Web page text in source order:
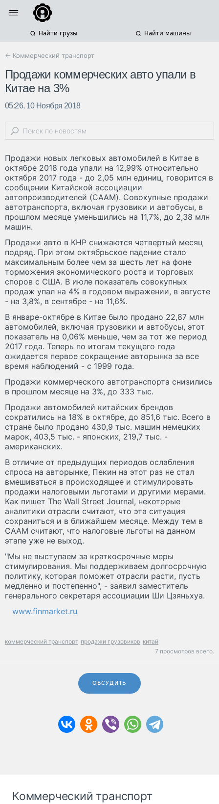
Найти грузы Найти машины
← Коммерческий транспорт
Продажи коммерческих авто упали в
Китае на 3%
05:26, 10 Ноября 2018
Продажи новых легковых автомобилей в Китае в
октябре 2018 года упали на 12,99% относительно
октября 2017 года - до 2,05 млн единиц, говорится в
сообщении Китайской ассоциации
автопроизводителей (CAAM). Совокупные продажи
автотранспорта, включая грузовики и автобусы, в
прошлом месяце уменьшились на 11,7%, до 2,38 млн
машин.
Продажи авто в КНР снижаются четвертый месяц
подряд. При этом октябрьское падение стало
максимальным более чем за шесть лет на фоне
торможения экономического роста и торговых
споров с США. В июле показатель совокупных
продаж упал на 4% в годовом выражении, в августе
- на 3,8%, в сентябре - на 11,6%.
В январе-октябре в Китае было продано 22,87 млн
автомобилей, включая грузовики и автобусы, этот
показатель на 0,06% меньше, чем за тот же период
2017 года. Теперь по итогам текущего года
ожидается первое сокращение авторынка за все
время наблюдений - с 1999 года.
Продажи коммерческого автотранспорта снизились
в прошлом месяце на 3%, до 333 тыс.
Продажи автомобилей китайских брендов
сократились на 18% в октябре, до 851,6 тыс. Всего в
стране было продано 430,9 тыс. машин немецких
марок, 403,5 тыс. - японских, 219,7 тыс. -
американских.
В отличие от предыдущих периодов ослабления
спроса на авторынке, Пекин на этот раз не стал
вмешиваться в происходящее и стимулировать
продажи налоговыми льготами и другими мерами.
Как пишет The Wall Street Journal, некоторые
аналитики отрасли считают, что эта ситуация
сохраниться и в ближайшем месяце. Между тем в
CAAM считают, что налоговые льготы на данном
этапе уже не выход.
"Мы не выступаем за краткосрочные меры
стимулирования. Мы поддерживаем долгосрочную
политику, которая поможет отрасли расти, пусть
медленно и постепенно", - заявил заместитель
генерального секретаря ассоциации Ши Цзяньхуа.
www.finmarket.ru
коммерческий транспорт продажи грузовиков китай
7 просмотров всего.
ОБСУДИТЬ
Коммерческий транспорт